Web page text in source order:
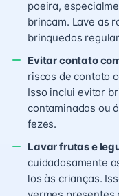
poeira,
brincam. Lave as
brinquedos
Evitar contato
riscos de contato
Isso inclui evitar
contaminadas ou
fezes.
Lavar frutas e
cuidadosamente
los às crianças.